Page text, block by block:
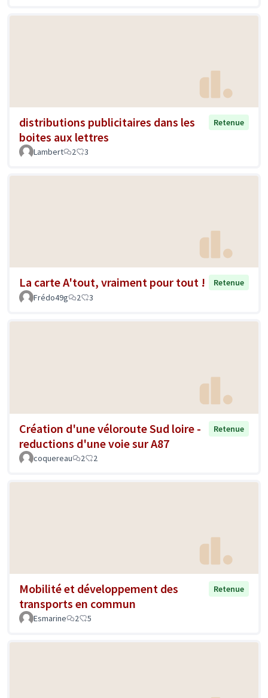
distributions publicitaires dans les
boites aux lettres
Retenue
Lambert 2 3
La carte A'tout, vraiment pour tout !
Retenue
Frédo49g
2 3
Création d'une véloroute Sud loire -
reductions d'une voie sur A87
Retenue
coquereau 2 2
Mobilité et développement des
transports en commun
Retenue
Esmarine 2 5